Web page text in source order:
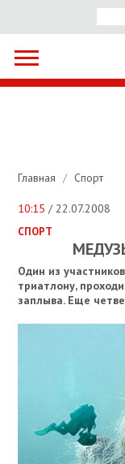
Главная / Спорт
10:15 / 22.07.2008
СПОРТ
Один из
триатлону,
заплыва. Еще